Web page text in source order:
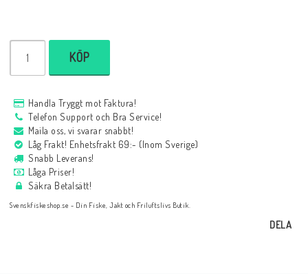
KÖP
Handla Tryggt mot Faktura!
Telefon Support och Bra Service!
Maila oss, vi svarar snabbt!
Låg Frakt! Enhetsfrakt 69:- (Inom Sverige)
Snabb Leverans!
Låga Priser!
Säkra Betalsätt!
Svenskfiskeshop.se - Din Fiske, Jakt och Friluftslivs Butik.
DELA